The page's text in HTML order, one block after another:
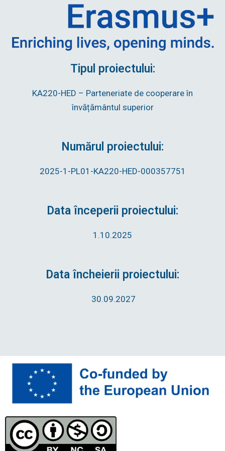
Tipul proiectului:
KA220-HED – Parteneriate de cooperare în
învățământul superior
Numărul proiectului:
2025-1-PL01-KA220-HED-000357751
Data începerii proiectului:
1.10.2025
Data încheierii proiectului:
30.09.2027